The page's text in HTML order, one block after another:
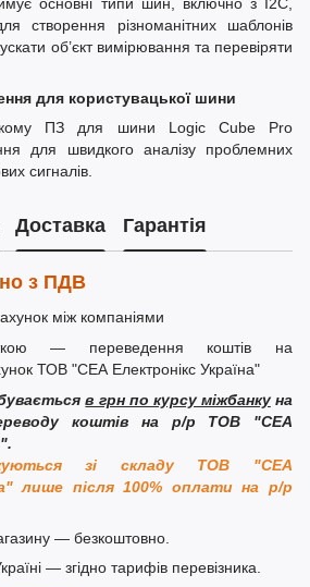
основні типи шин, включно з I2C,
створення різноманітних шаблонів
об’єкт вимірювання та перевіряти
для користувацької шини
ПЗ для шини Logic Cube Pro
для швидкого аналізу проблемних
сигналів.
Доставка Гарантія
з ПДВ
між компаніями
— переведення коштів на
ТОВ "СЕА Електронікс Україна"
в грн по курсу міжбанкуна
коштів на р/р ТОВ "СЕА
зі складу ТОВ "СЕА
лише після 100% оплати на р/р
— безкоштовно.
— згідно тарифів перевізника.